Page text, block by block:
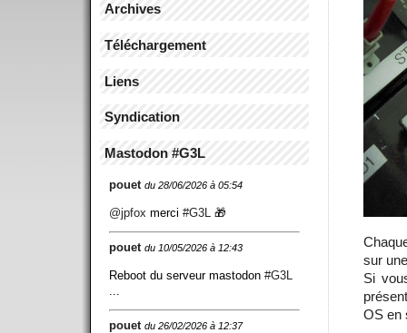
sur
Si
OS en
Archives
Téléchargement
Liens
Syndication
Mastodon #G3L
pouet du 28/06/2026 à 05:54
@jpfox merci #G3L 🎁
pouet du 10/05/2026 à 12:43
Reboot du serveur mastodon #G3L
pouet du 26/02/2026 à 12:37